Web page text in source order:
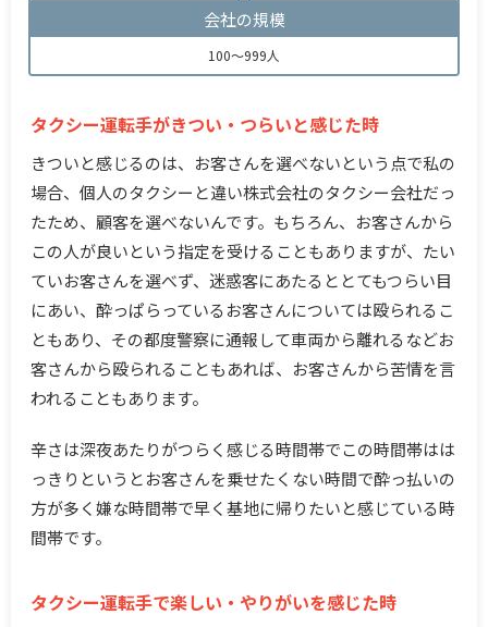
会社の規模
100～999人
タクシー運転手がきつい・つらいと感じた時
きついと感じるのは、お客さんを選べないという点で私の
場合、個人のタクシーと違い株式会社のタクシー会社だっ
たため、顧客を選べないんです。もちろん、お客さんから
この人が良いという指定を受けることもありますが、たい
ていお客さんを選べず、迷惑客にあたるととてもつらい目
にあい、酔っぱらっているお客さんについては殴られるこ
ともあり、その都度警察に通報して車両から離れるなどお
客さんから殴られることもあれば、お客さんから苦情を言
われることもあります。
辛さは深夜あたりがつらく感じる時間帯でこの時間帯はは
っきりというとお客さんを乗せたくない時間で酔っ払いの
方が多く嫌な時間帯で早く基地に帰りたいと感じている時
間帯です。
タクシー運転手で楽しい・やりがいを感じた時